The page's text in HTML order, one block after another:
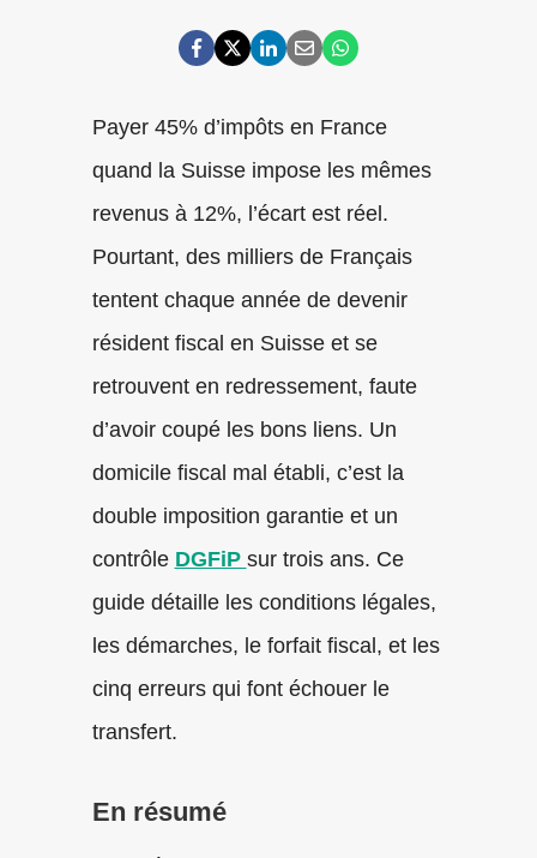
Payer 45% d’impôts en France
quand la Suisse impose les mêmes
revenus à 12%, l’écart est réel.
Pourtant, des milliers de Français
tentent chaque année de devenir
résident fiscal en Suisse et se
retrouvent en redressement, faute
d’avoir coupé les bons liens. Un
domicile fiscal mal établi, c’est la
double imposition garantie et un
contrôle DGFiP sur trois ans. Ce
guide détaille les conditions légales,
les démarches, le forfait fiscal, et les
cinq erreurs qui font échouer le
transfert.
En résumé